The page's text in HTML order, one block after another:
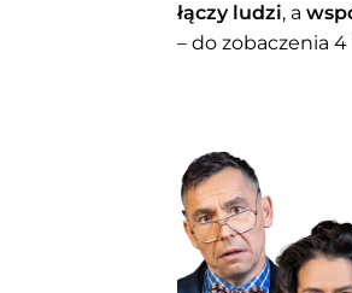
łączy ludzi, a
– do zobaczenia 4